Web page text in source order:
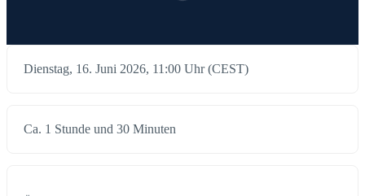
Dienstag, 16. Juni 2026, 11:00 Uhr (CEST)
Ca. 1 Stunde und 30 Minuten